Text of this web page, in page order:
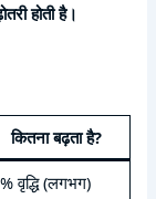
होती है।
कितना बढ़ता है?
वृद्धि (लगभग)